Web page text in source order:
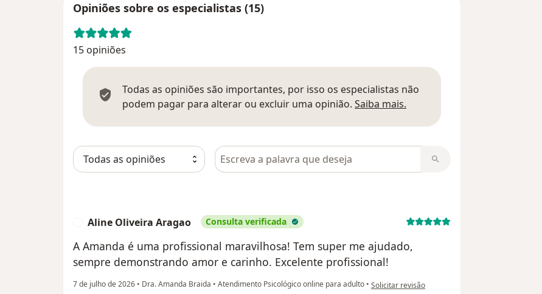
Opiniões sobre os especialistas (15)
15 opiniões
Todas as opiniões são importantes, por isso os especialistas não
podem pagar para alterar ou excluir uma opinião. Saiba mais.
Pesquisar em opiniões
Aline Oliveira Aragao Consulta verificada
A Amanda é uma profissional maravilhosa! Tem super me ajudado,
sempre demonstrando amor e carinho. Excelente profissional!
7 de julho de 2026 • Dra. Amanda Braida • Atendimento Psicológico online para adulto • na opinião do utilizador Aline Oliveira Aragao
Solicitar revisão